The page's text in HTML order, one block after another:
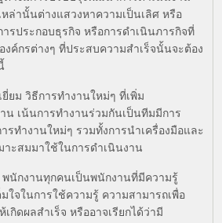
หล่านั้นต่างแสวงหาความเป็นเลิศ หรือ
ารประกอบธุรกิจ หรือการดำเนินภารกิจที่
ค์กรต่างๆ ที่ประสบความสำเร็จนั้นจะต้อง
ยม วิธีการทำงานใหม่ๆ ที่เพิ่ม
น เน้นการทำงานร่วมกันเป็นทีมมีการ
ทำงานใหม่ๆ รวมทั้งการนำเครื่องมือและ
าะสมมาใช้ในการดำเนินงาน
นักงานทุกคนเป็นพนักงานที่มีความรู้
ใจในการใช้ความรู้ ความสามารถเพื่อ
ดผลสำเร็จ หรืออาจเรียกได้ว่ามี